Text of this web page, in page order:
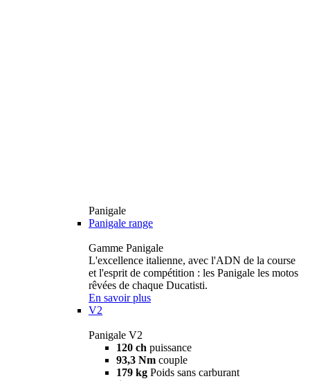
Panigale
Panigale range
Gamme Panigale
L'excellence italienne, avec l'ADN de la course
et l'esprit de compétition : les Panigale les motos
rêvées de chaque Ducatisti.
En savoir plus
V2
Panigale V2
120 ch puissance
93,3 Nm couple
179 kg Poids sans carburant